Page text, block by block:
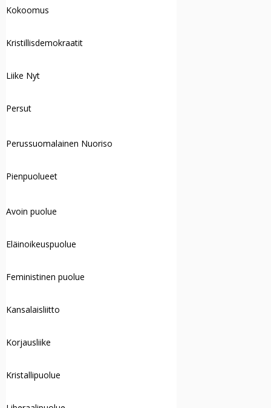
Kokoomus
Kristillisdemokraatit
Liike Nyt
Persut
Perussuomalainen Nuoriso
Pienpuolueet
Avoin puolue
Eläinoikeuspuolue
Feministinen puolue
Kansalaisliitto
Korjausliike
Kristallipuolue